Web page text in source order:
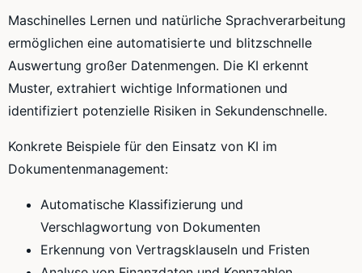
Maschinelles Lernen und natürliche Sprachverarbeitung
ermöglichen eine automatisierte und blitzschnelle
Auswertung großer Datenmengen. Die KI erkennt
Muster, extrahiert wichtige Informationen und
identifiziert potenzielle Risiken in Sekundenschnelle.
Konkrete Beispiele für den Einsatz von KI im
Dokumentenmanagement:
Automatische Klassifizierung und
Verschlagwortung von Dokumenten
Erkennung von Vertragsklauseln und Fristen